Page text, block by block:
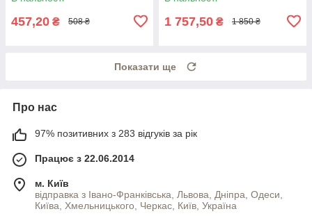
457,20 ₴ 508 ₴ 1 757,50 ₴ 1 850 ₴
Показати ще
Про нас
97% позитивних з 283 відгуків за рік
Працює з 22.06.2014
м. Київ
відправка з Івано-Франківська, Львова, Дніпра, Одеси,
Київа, Хмельницького, Черкас, Київ, Україна